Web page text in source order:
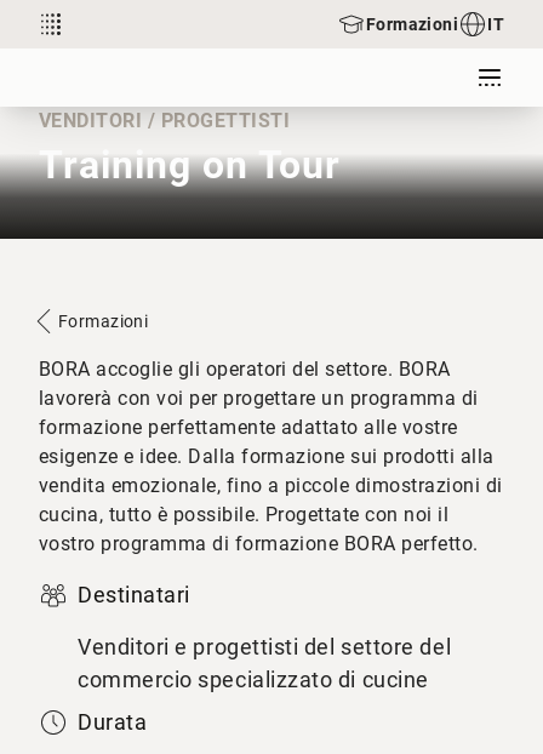
Formazioni IT
VENDITORI / PROGETTISTI
Training on Tour
Formazioni
BORA accoglie gli operatori del settore. BORA
lavorerà con voi per progettare un programma di
formazione perfettamente adattato alle vostre
esigenze e idee. Dalla formazione sui prodotti alla
vendita emozionale, fino a piccole dimostrazioni di
cucina, tutto è possibile. Progettate con noi il
vostro programma di formazione BORA perfetto.
Destinatari
Venditori e progettisti del settore del
commercio specializzato di cucine
Durata